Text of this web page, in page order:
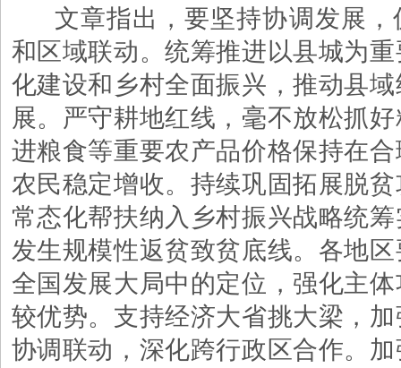
文章指出，要坚持协调发展，
和区域联动。统筹推进以县城为
化建设和乡村全面振兴，推动县
展。严守耕地红线，毫不放松抓
进粮食等重要农产品价格保持在
农民稳定增收。持续巩固拓展脱
常态化帮扶纳入乡村振兴战略统
发生规模性返贫致贫底线。各地
全国发展大局中的定位，强化主
较优势。支持经济大省挑大梁，
协调联动，深化跨行政区合作。